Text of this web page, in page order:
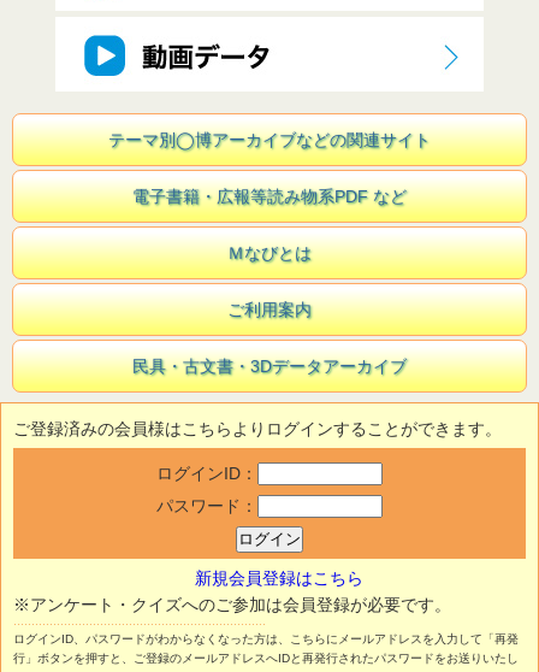
テーマ別◯博アーカイブなどの関連サイト
電子書籍・広報等読み物系PDF など
Ｍなびとは
ご利用案内
民具・古文書・3Dデータアーカイブ
ご登録済みの会員様はこちらよりログインすることができます。
ログインID：
パスワード：
新規会員登録はこちら
※アンケート・クイズへのご参加は会員登録が必要です。
ログインID、パスワードがわからなくなった方は、こちらにメールアドレスを入力して「再発
行」ボタンを押すと、ご登録のメールアドレスへIDと再発行されたパスワードをお送りいたし